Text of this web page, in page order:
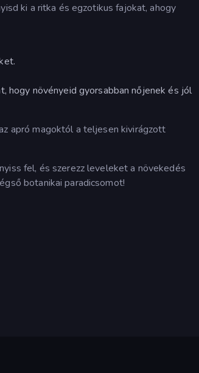
ki a ritka és egzotikus fajokat, ahogy
hogy növényeid gyorsabban nőjenek és jól
apró magoktól a teljesen kivirágzott
fel, és szerezz leveleket a növekedés
botanikai paradicsomot!